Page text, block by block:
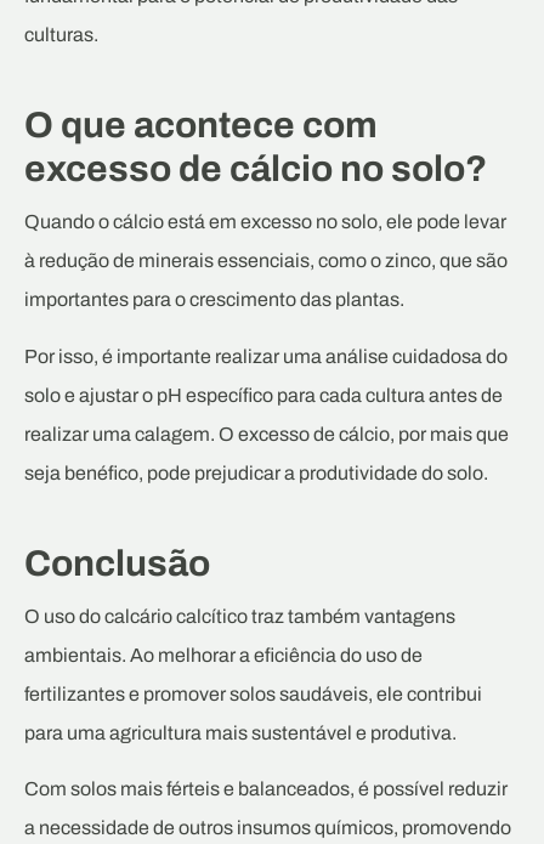
culturas.
O que acontece com
excesso de cálcio no solo?
Quando o cálcio está em excesso no solo, ele pode levar
à redução de minerais essenciais, como o zinco, que são
importantes para o crescimento das plantas.
Por isso, é importante realizar uma análise cuidadosa do
solo e ajustar o pH específico para cada cultura antes de
realizar uma calagem. O excesso de cálcio, por mais que
seja benéfico, pode prejudicar a produtividade do solo.
Conclusão
O uso do calcário calcítico traz também vantagens
ambientais. Ao melhorar a eficiência do uso de
fertilizantes e promover solos saudáveis, ele contribui
para uma agricultura mais sustentável e produtiva.
Com solos mais férteis e balanceados, é possível reduzir
a necessidade de outros insumos químicos, promovendo